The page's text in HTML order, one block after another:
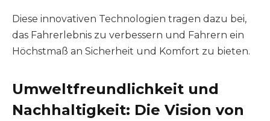
Diese innovativen Technologien tragen dazu bei,
das Fahrerlebnis zu verbessern und Fahrern ein
Höchstmaß an Sicherheit und Komfort zu bieten.
Umweltfreundlichkeit und
Nachhaltigkeit: Die Vision von